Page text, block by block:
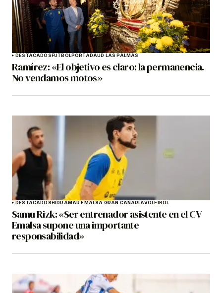
DESTACADOSFÚTBOLPORTADAUD LAS PALMAS
Ramírez: «El objetivo es claro: la permanencia.
No vendamos motos»
DESTACADOSHIDRAMAR EMALSA GRAN CANARIAVOLEIBOL
Samu Rizk: «Ser entrenador asistente en el CV
Emalsa supone una importante
responsabilidad»